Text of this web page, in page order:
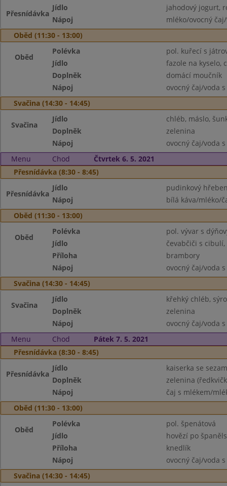
Přesnídávka
Jídlo
jahodový jogurt,
Nápoj
mléko/ovocný
Oběd (11:30 - 13:00)
Oběd
Polévka
pol. kuřecí s
Jídlo
fazole na kyselo,
Doplněk
domácí moučník
Nápoj
ovocný čaj/voda
Svačina (14:30 - 14:45)
Svačina
Jídlo
chléb, máslo,
Doplněk
zelenina
Nápoj
ovocný čaj/voda
Menu
Chod
Čtvrtek 6. 5. 2021
Přesnídávka (8:30 - 8:45)
Přesnídávka
Jídlo
pudinkový
Nápoj
bílá káva/mléko/
Oběd (11:30 - 13:00)
Oběd
Polévka
pol. vývar s
Jídlo
čevabčiči s
Příloha
brambory
Nápoj
ovocný čaj/voda
Svačina (14:30 - 14:45)
Svačina
Jídlo
křehký chléb,
Doplněk
zelenina
Nápoj
ovocný čaj/voda
Menu
Chod
Pátek 7. 5. 2021
Přesnídávka (8:30 - 8:45)
Přesnídávka
Jídlo
kaiserka se
Doplněk
zelenina
Nápoj
čaj s mlékem/
Oběd (11:30 - 13:00)
Oběd
Polévka
pol. špenátová
Jídlo
hovězí po
Příloha
knedlík
Nápoj
ovocný čaj/voda
Svačina (14:30 - 14:45)